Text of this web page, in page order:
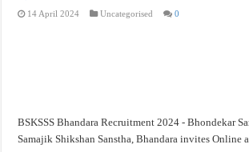
14 April 2024 Uncategorised 0
BSKSSS Bhandara Recruitment 2024 - Bhondekar
Samajik Shikshan Sanstha, Bhandara invites Online